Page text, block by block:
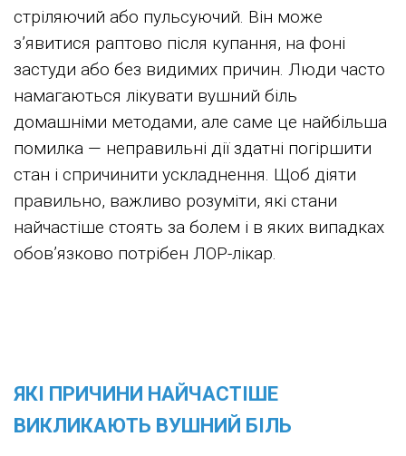
стріляючий або пульсуючий. Він може
з’явитися раптово після купання, на фоні
застуди або без видимих причин. Люди часто
намагаються лікувати вушний біль
домашніми методами, але саме це найбільша
помилка — неправильні дії здатні погіршити
стан і спричинити ускладнення. Щоб діяти
правильно, важливо розуміти, які стани
найчастіше стоять за болем і в яких випадках
обов’язково потрібен ЛОР-лікар.
ЯКІ ПРИЧИНИ НАЙЧАСТІШЕ
ВИКЛИКАЮТЬ ВУШНИЙ БІЛЬ